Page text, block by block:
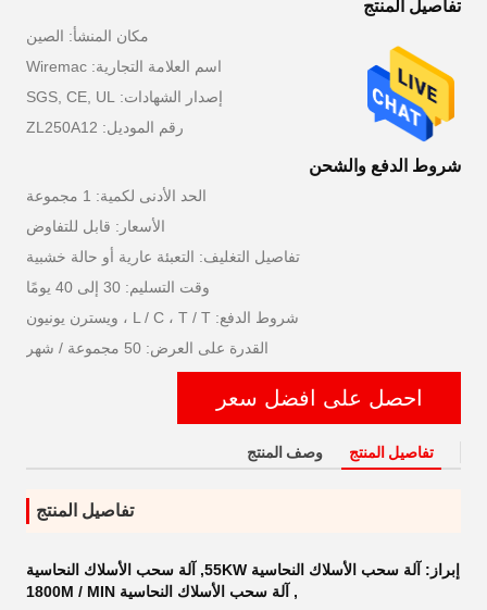
تفاصيل المنتج
مكان المنشأ: الصين
اسم العلامة التجارية: Wiremac
إصدار الشهادات: SGS, CE, UL
رقم الموديل: ZL250A12
شروط الدفع والشحن
الحد الأدنى لكمية: 1 مجموعة
الأسعار: قابل للتفاوض
تفاصيل التغليف: التعبئة عارية أو حالة خشبية
وقت التسليم: 30 إلى 40 يومًا
شروط الدفع: L / C ، T / T ، ويسترن يونيون
القدرة على العرض: 50 مجموعة / شهر
احصل على افضل سعر
تفاصيل المنتج وصف المنتج
تفاصيل المنتج
إبراز: آلة سحب الأسلاك النحاسية 55KW , آلة سحب الأسلاك النحاسية
, آلة سحب الأسلاك النحاسية 1800M / MIN